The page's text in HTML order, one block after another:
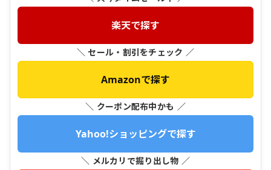
楽天で探す
＼ セール・割引をチェック ／
Amazonで探す
＼ クーポン配布中かも ／
Yahoo!ショッピングで探す
＼ メルカリで掘り出し物 ／